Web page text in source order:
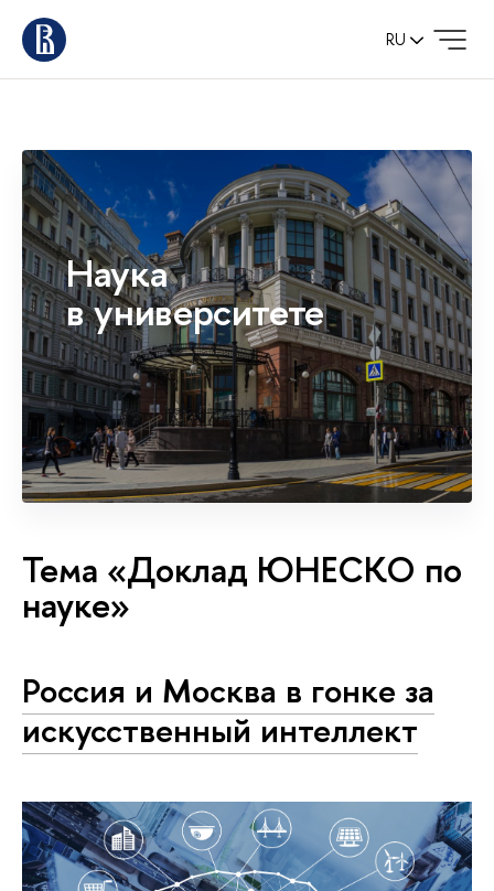
RU
Наука
в университете
Тема «Доклад ЮНЕСКО по
науке»
Россия и Москва в гонке за
искусственный интеллект